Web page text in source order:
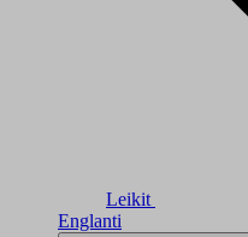
Leikit
Englanti